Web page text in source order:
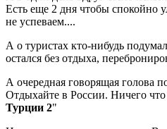
Есть еще 2 дня чтобы спокойно
не успеваем....
А о туристах кто-нибудь
остался без отдыха,
А очередная говорящая голова
Отдыхайте в России. Ничего что
Турции 2"